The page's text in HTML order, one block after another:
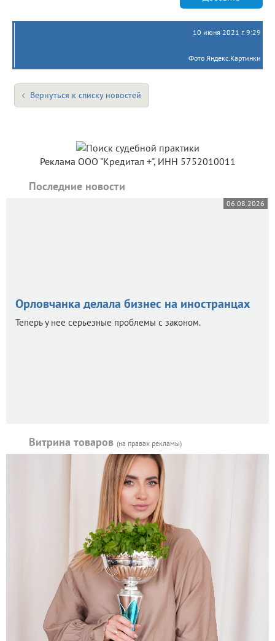
10 июня 2021 г. 9:29
Фото Яндекс.Картинки
Вернуться к списку новостей
Реклама ООО "Кредитал +", ИНН 5752010011
Последние новости
06.08.2026
Орловчанка делала бизнес на иностранцах
Теперь у нее серьезные проблемы с законом.
Витрина товаров (на правах рекламы)